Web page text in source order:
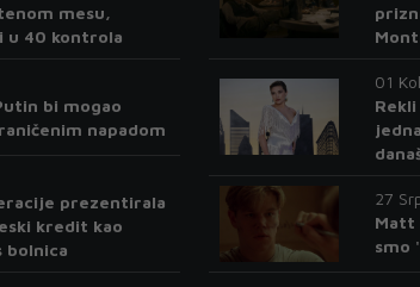
mesu,
u 40 kontrola
bi mogao
napadom
prezentirala
kredit kao
bolnica
01
27
Matt
smo